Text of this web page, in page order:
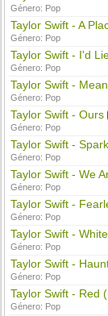
Género: Pop
Taylor Swift - A
Género: Pop
Taylor Swift - I'd
Género: Pop
Taylor Swift - Mean
Género: Pop
Taylor Swift - Ours
Género: Pop
Taylor Swift -
Género: Pop
Taylor Swift - We
Género: Pop
Taylor Swift -
Género: Pop
Taylor Swift -
Género: Pop
Taylor Swift -
Género: Pop
Taylor Swift - Red
Género: Pop